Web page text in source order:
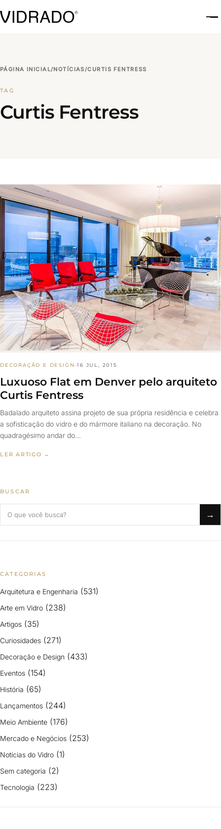
PÁGINA INICIAL/NOTÍCIAS/CURTIS FENTRESS
TAG
Curtis Fentress
DECORAÇÃO E DESIGN·16 JUL, 2015
Luxuoso Flat em Denver pelo arquiteto
Curtis Fentress
Badalado arquiteto assina projeto de sua própria residência e celebra
a sofisticação do vidro e do mármore italiano na decoração. No
quadragésimo andar do…
LER ARTIGO →
BUSCAR
→
CATEGORIAS
Arquitetura e Engenharia (531)
Arte em Vidro (238)
Artigos (35)
Curiosidades (271)
Decoração e Design (433)
Eventos (154)
História (65)
Lançamentos (244)
Meio Ambiente (176)
Mercado e Negócios (253)
Notícias do Vidro (1)
Sem categoria (2)
Tecnologia (223)